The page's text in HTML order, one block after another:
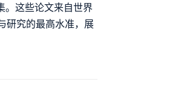
。这些论文来自世界
研究的最高水准，展